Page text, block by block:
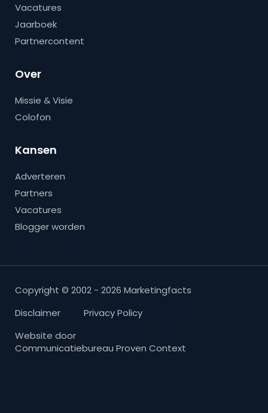
Vacatures
Jaarboek
Partnercontent
Over
Missie & Visie
Colofon
Kansen
Adverteren
Partners
Vacatures
Blogger worden
Copyright © 2002 - 2026 Marketingfacts
Disclaimer
Privacy Policy
Website door
Communicatiebureau Proven Context